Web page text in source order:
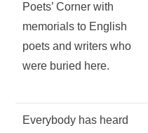
Poets’ Corner with
memorials to English
poets and writers who
were buried here.
Everybody has heard